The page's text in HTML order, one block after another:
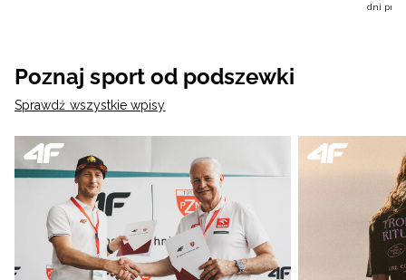
dni
Poznaj sport od podszewki
Sprawdź wszystkie wpisy